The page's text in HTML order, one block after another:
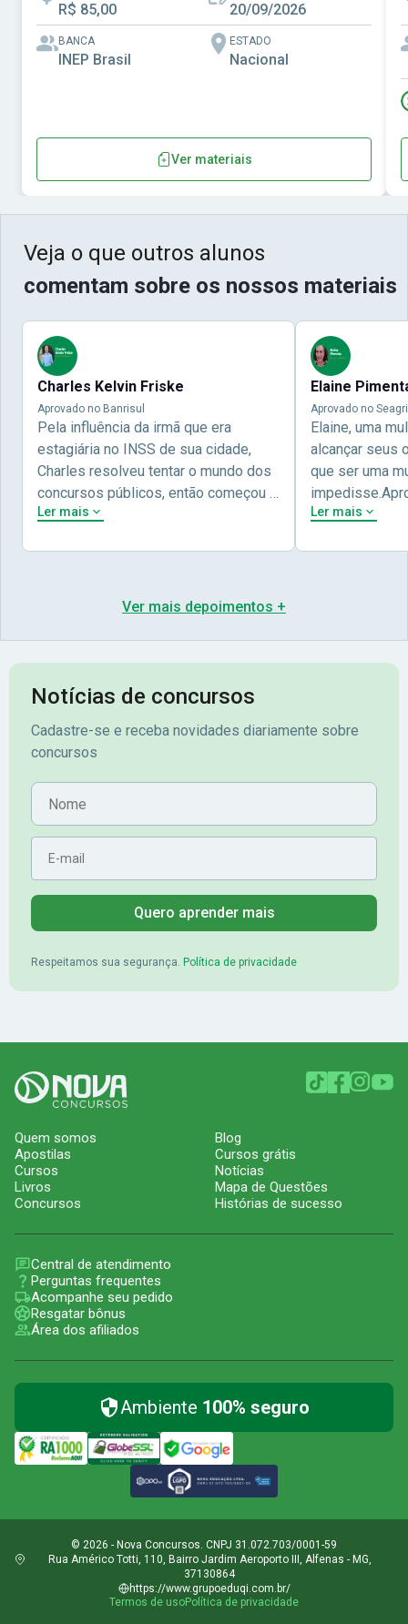
R$ 85,00 20/09/2026
BANCA
INEP Brasil
ESTADO
Nacional
Ver materiais
Veja o que outros alunos
comentam sobre os nossos materiais
Charles Kelvin Friske
Aprovado no Banrisul
Pela influência da irmã que era
estagiária no INSS de sua cidade,
Charles resolveu tentar o mundo dos
concursos públicos, então começou a
estudar com contéudo gratuito que a
preparação completa, e o resultado
abriu o concurso para o Banco da sua
cidade, o Banrisul. Se tornou
assinante premium e em seguida
mérito no concurso do
Banrisul.Charles Kelvin Friske -
Ler mais
Elaine
Aprovado no
Elaine, uma
alcançar seus
que ser uma
concursos
sua vida e
obstáculos
Pimenta -
Ler mais
Ver mais depoimentos +
Notícias de concursos
Cadastre-se e receba novidades diariamente sobre
concursos
Nome
E-mail
Quero aprender mais
Respeitamos sua segurança. Política de privacidade
Quem somos
Apostilas
Cursos
Livros
Concursos
Blog
Cursos grátis
Notícias
Mapa de Questões
Histórias de sucesso
Central de atendimento
Perguntas frequentes
Acompanhe seu pedido
Resgatar bônus
Área dos afiliados
Ambiente 100% seguro
© 2026 - Nova Concursos. CNPJ 31.072.703/0001-59
Rua Américo Totti, 110, Bairro Jardim Aeroporto III, Alfenas - MG,
37130864
https://www.grupoeduqi.com.br/
Termos de usoPolítica de privacidade